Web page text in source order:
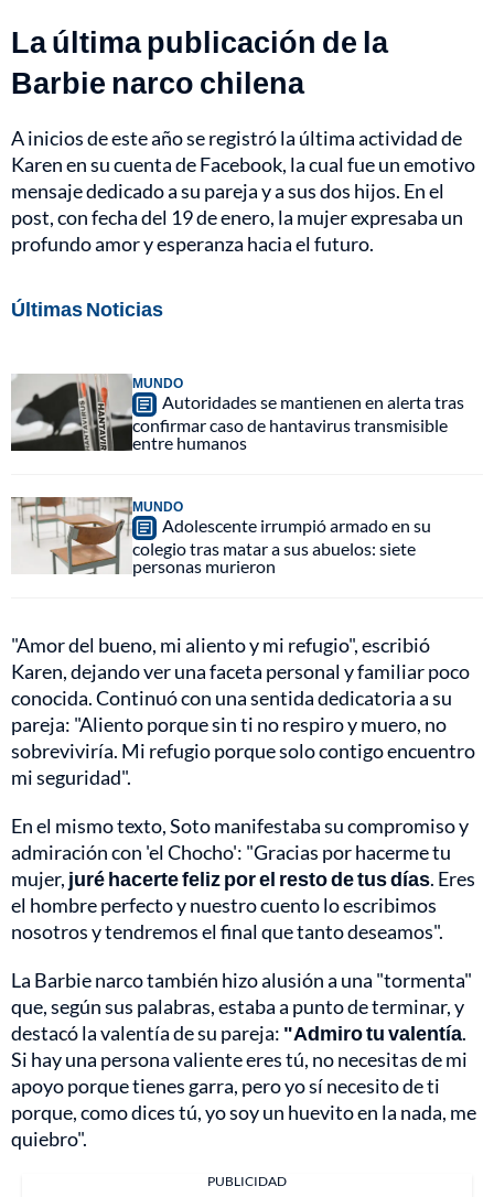
La última publicación de la
Barbie narco chilena
A inicios de este año se registró la última actividad de
Karen en su cuenta de Facebook, la cual fue un emotivo
mensaje dedicado a su pareja y a sus dos hijos. En el
post, con fecha del 19 de enero, la mujer expresaba un
profundo amor y esperanza hacia el futuro.
Últimas Noticias
MUNDO
Autoridades se mantienen en alerta tras
confirmar caso de hantavirus transmisible
entre humanos
MUNDO
Adolescente irrumpió armado en su
colegio tras matar a sus abuelos: siete
personas murieron
"Amor del bueno, mi aliento y mi refugio", escribió
Karen, dejando ver una faceta personal y familiar poco
conocida. Continuó con una sentida dedicatoria a su
pareja: "Aliento porque sin ti no respiro y muero, no
sobreviviría. Mi refugio porque solo contigo encuentro
mi seguridad".
En el mismo texto, Soto manifestaba su compromiso y
admiración con 'el Chocho': "Gracias por hacerme tu
mujer, juré hacerte feliz por el resto de tus días. Eres
el hombre perfecto y nuestro cuento lo escribimos
nosotros y tendremos el final que tanto deseamos".
La Barbie narco también hizo alusión a una "tormenta"
que, según sus palabras, estaba a punto de terminar, y
destacó la valentía de su pareja: "Admiro tu valentía.
Si hay una persona valiente eres tú, no necesitas de mi
apoyo porque tienes garra, pero yo sí necesito de ti
porque, como dices tú, yo soy un huevito en la nada, me
quiebro".
PUBLICIDAD